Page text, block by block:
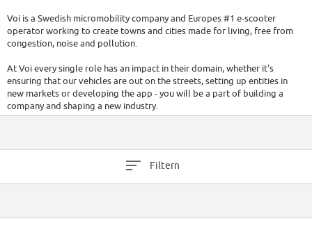
Voi is a Swedish micromobility company and Europes #1 e-scooter
operator working to create towns and cities made for living, free from
congestion, noise and pollution.
At Voi every single role has an impact in their domain, whether it's
ensuring that our vehicles are out on the streets, setting up entities in
new markets or developing the app - you will be a part of building a
company and shaping a new industry.
us is how you treat others and what skills and value you bring to our
Filtern